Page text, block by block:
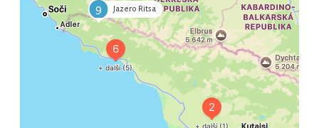
1 Kutaisi
2 Zugdidi
3 Kindgi
Gulripshi
Suchumi
6 Novy Afon
7 Pitsunda
8 Gagra
9 Jazero Ritsa